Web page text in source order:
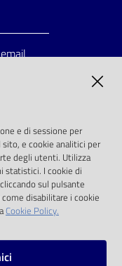
36/2006
e di sessione per
e cookie analitici per
degli utenti. Utilizza
statistici. I cookie di
sul pulsante
disabilitare i cookie
Cookie Policy.